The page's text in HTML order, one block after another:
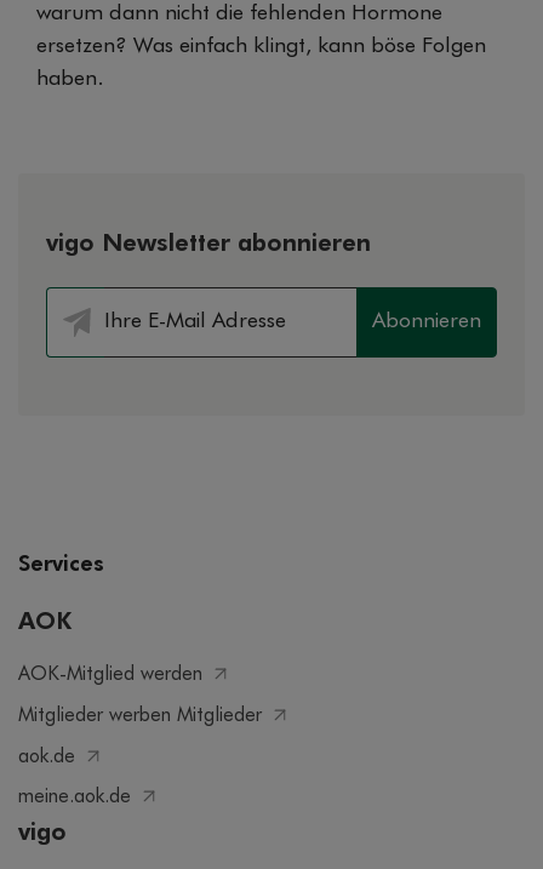
warum dann nicht die fehlenden Hormone
ersetzen? Was einfach klingt, kann böse Folgen
haben.
vigo Newsletter abonnieren
Abonnieren
Services
AOK
AOK-Mitglied werden
Mitglieder werben Mitglieder
aok.de
meine.aok.de
vigo